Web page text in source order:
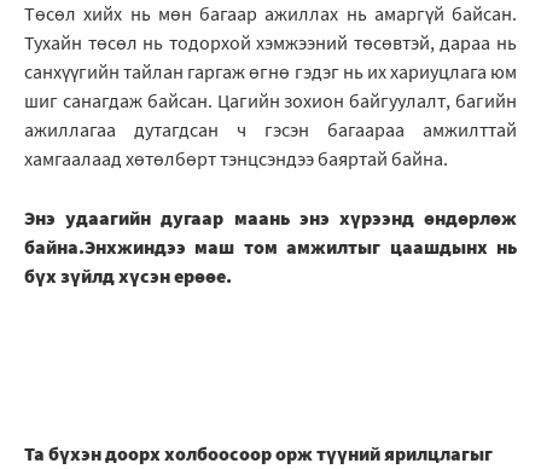
Төсөл хийх нь мөн багаар ажиллах нь амаргүй байсан.
Тухайн төсөл нь тодорхой хэмжээний төсөвтэй, дараа нь
санхүүгийн тайлан гаргаж өгнө гэдэг нь их хариуцлага юм
шиг санагдаж байсан. Цагийн зохион байгуулалт, багийн
ажиллагаа дутагдсан ч гэсэн багаараа амжилттай
хамгаалаад хөтөлбөрт тэнцсэндээ баяртай байна.
Энэ удаагийн дугаар маань энэ хүрээнд өндөрлөж
байна.Энхжиндээ маш том амжилтыг цаашдынх нь
бүх зүйлд хүсэн ерөөе.
Та бүхэн доорх холбоосоор орж түүний ярилцлагыг